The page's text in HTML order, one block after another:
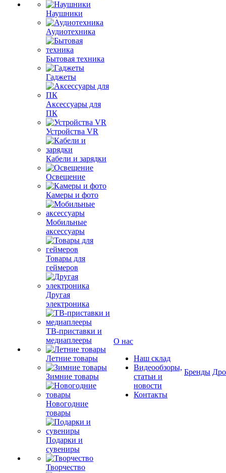
Наушники
Аудиотехника
Бытовая техника
Гаджеты
Аксессуары для
ПК
Устройства VR
Кабели и зарядки
Освещение
Камеры и фото
Мобильные
аксессуары
Товары для
геймеров
Другая
электроника
ТВ-приставки и
медиаплееры
Летние товары
Зимние товары
Новогодние
товары
Подарки и
сувениры
Творчество
О нас
Наш склад
Видеообзоры,
статьи и
новости
Контакты
Бренды